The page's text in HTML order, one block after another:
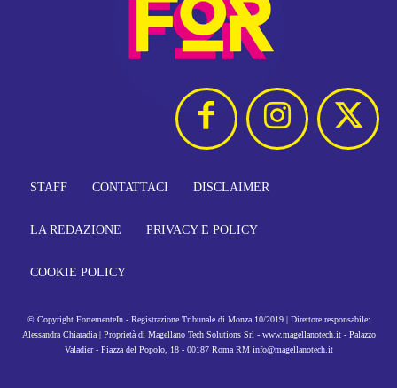
STAFF CONTATTACI DISCLAIMER
LA REDAZIONE PRIVACY E POLICY
COOKIE POLICY
© Copyright FortementeIn - Registrazione Tribunale di Monza 10/2019 | Direttore responsabile:
Alessandra Chiaradia | Proprietà di Magellano Tech Solutions Srl - www.magellanotech.it - Palazzo
Valadier - Piazza del Popolo, 18 - 00187 Roma RM info@magellanotech.it